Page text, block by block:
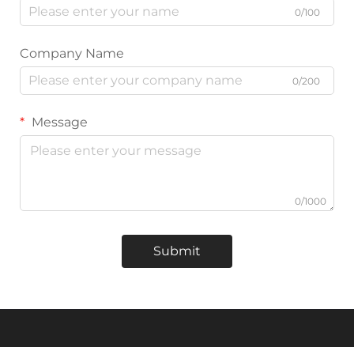
0/100
Company Name
0/200
Message
0/1000
Submit